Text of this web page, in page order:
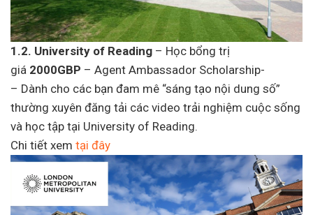
1.2. University of Reading – Học bổng trị
giá 2000GBP – Agent Ambassador Scholarship-
– Dành cho các bạn đam mê “sáng tạo nội dung số”
thường xuyên đăng tải các video trải nghiệm cuộc sống
và học tập tại University of Reading.
Chi tiết xem tại đây